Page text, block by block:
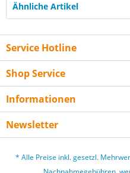
Ähnliche Artikel
Service Hotline
Shop Service
Informationen
Newsletter
* Alle Preise inkl. gesetzl.